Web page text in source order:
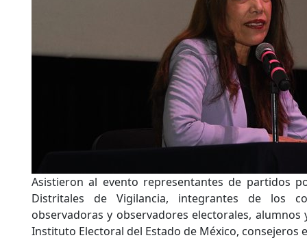
Asistieron al evento representantes de partidos
Distritales de Vigilancia, integrantes de los
observadoras y observadores electorales,
Instituto Electoral del Estado de México, consejeros